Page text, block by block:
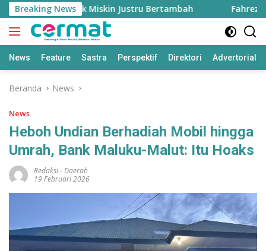
Langsung
ke
konten
Breaking News
Penduduk Miskin Justru Bertambah Fahreza
News Feature Sastra Perspektif Direktori Advertorial
Beranda News
News
Heboh Undian Berhadiah Mobil hingga
Umrah, Bank Maluku-Malut: Itu Hoaks
Redaksi-Daerah
19 Februari 2026